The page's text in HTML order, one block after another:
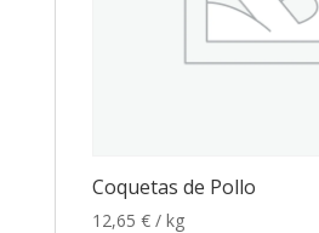
Coquetas de Pollo
12,65 € / kg